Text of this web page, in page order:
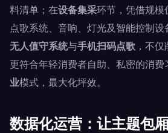
料清单；在设备集采环节，凭借规模
点歌系统、音响、灯光及智能控制
无人值守系统与手机扫码点歌 ，不
更符合年轻消费者自助、私密的消费
业模式，最大化坪效。
数据化运营：让主题包